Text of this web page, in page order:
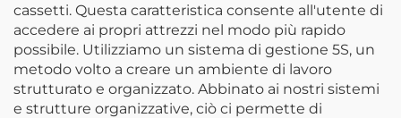
cassetti. Questa caratteristica consente all'utente di
accedere ai propri attrezzi nel modo più rapido
possibile. Utilizziamo un sistema di gestione 5S, un
metodo volto a creare un ambiente di lavoro
strutturato e organizzato. Abbinato ai nostri sistemi
e strutture organizzative, ciò ci permette di